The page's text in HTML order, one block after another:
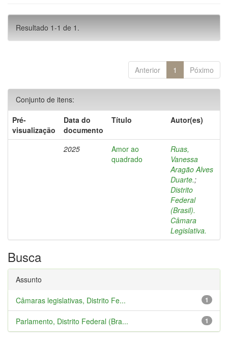
Resultado 1-1 de 1.
Anterior 1 Póximo
Conjunto de itens:
Pré-
visualização
Data do
documento
Título Autor(es)
2025
Amor ao
quadrado
Ruas,
Vanessa
Aragão Alves
Duarte.;
Distrito
Federal
(Brasil).
Câmara
Legislativa.
Busca
Assunto
1
Câmaras legislativas, Distrito Fe...
1
Parlamento, Distrito Federal (Bra...